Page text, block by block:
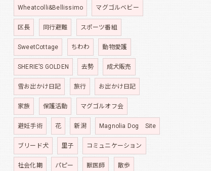
Wheatcolli&Bellissimo マグゴルベビー
区長 同行避難 スポーツ番組
SweetCottage ちわわ 動物愛護
SHERIE’S GOLDEN 去勢 成犬販売
雪お出かけ日記 旅行 お出かけ日記
家族 保護活動 マグゴルオフ会
避妊手術 花 新潟 Magnolia Dog Site
ブリード犬 里子 コミュニケーション
社会化期 パピー 獣医師 散歩